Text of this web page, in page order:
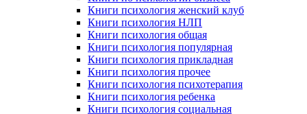
Книги психология женский клуб
Книги психология НЛП
Книги психология общая
Книги психология популярная
Книги психология прикладная
Книги психология прочее
Книги психология психотерапия
Книги психология ребенка
Книги психология социальная